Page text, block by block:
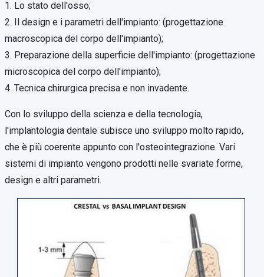
1. Lo stato dell'osso;
2. Il design e i parametri dell'impianto: (progettazione
macroscopica del corpo dell'impianto);
3. Preparazione della superficie dell'impianto: (progettazione
microscopica del corpo dell'impianto);
4. Tecnica chirurgica precisa e non invadente.
Con lo sviluppo della scienza e della tecnologia,
l'implantologia dentale subisce uno sviluppo molto rapido,
che è più coerente appunto con l'osteointegrazione. Vari
sistemi di impianto vengono prodotti nelle svariate forme,
design e altri parametri.